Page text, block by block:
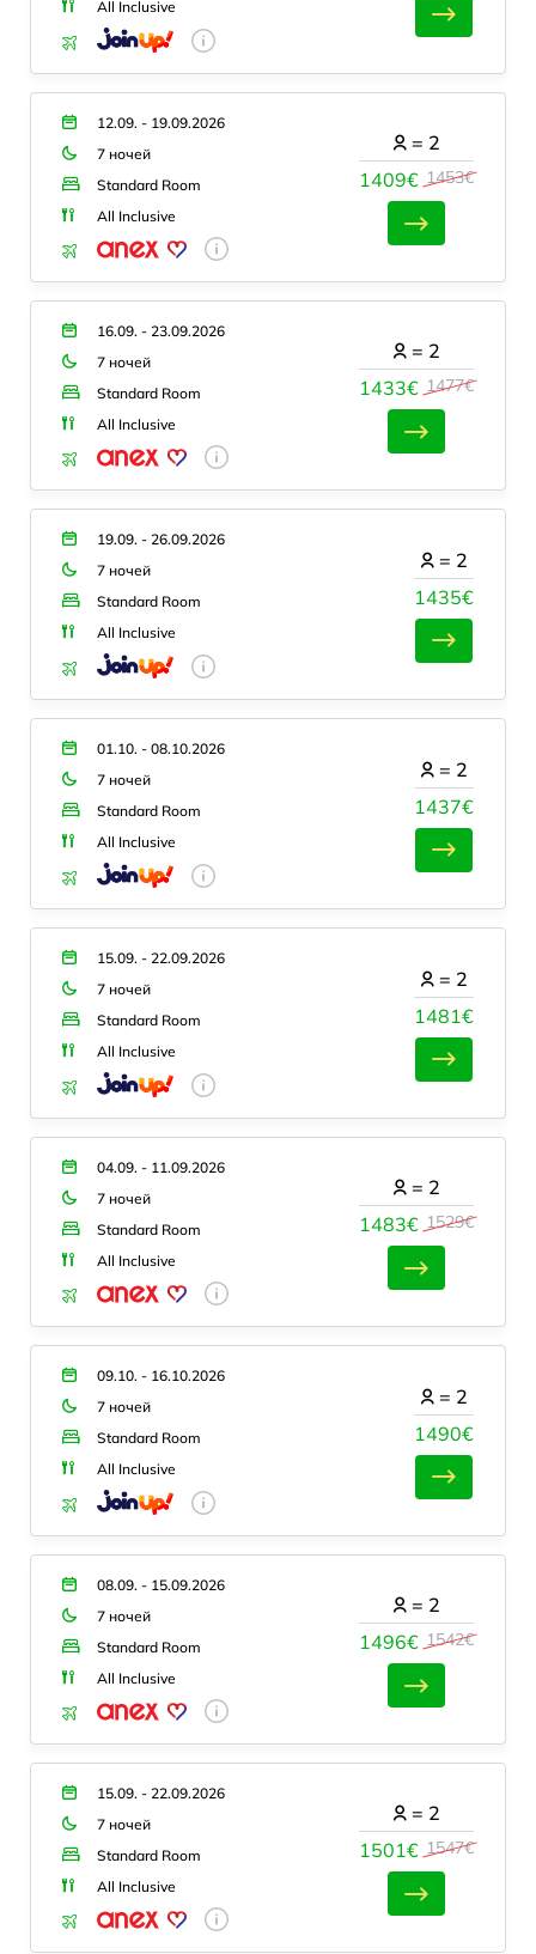
All Inclusive
12.09. - 19.09.2026
7 ночей
Standard Room
All Inclusive
1409€ 1453€
= 2
16.09. - 23.09.2026
7 ночей
Standard Room
All Inclusive
1433€ 1477€
= 2
19.09. - 26.09.2026
7 ночей
Standard Room
All Inclusive
1435€
= 2
01.10. - 08.10.2026
7 ночей
Standard Room
All Inclusive
1437€
= 2
15.09. - 22.09.2026
7 ночей
Standard Room
All Inclusive
1481€
= 2
04.09. - 11.09.2026
7 ночей
Standard Room
All Inclusive
1483€ 1529€
= 2
09.10. - 16.10.2026
7 ночей
Standard Room
All Inclusive
1490€
= 2
08.09. - 15.09.2026
7 ночей
Standard Room
All Inclusive
1496€ 1542€
= 2
15.09. - 22.09.2026
7 ночей
Standard Room
All Inclusive
1501€ 1547€
= 2